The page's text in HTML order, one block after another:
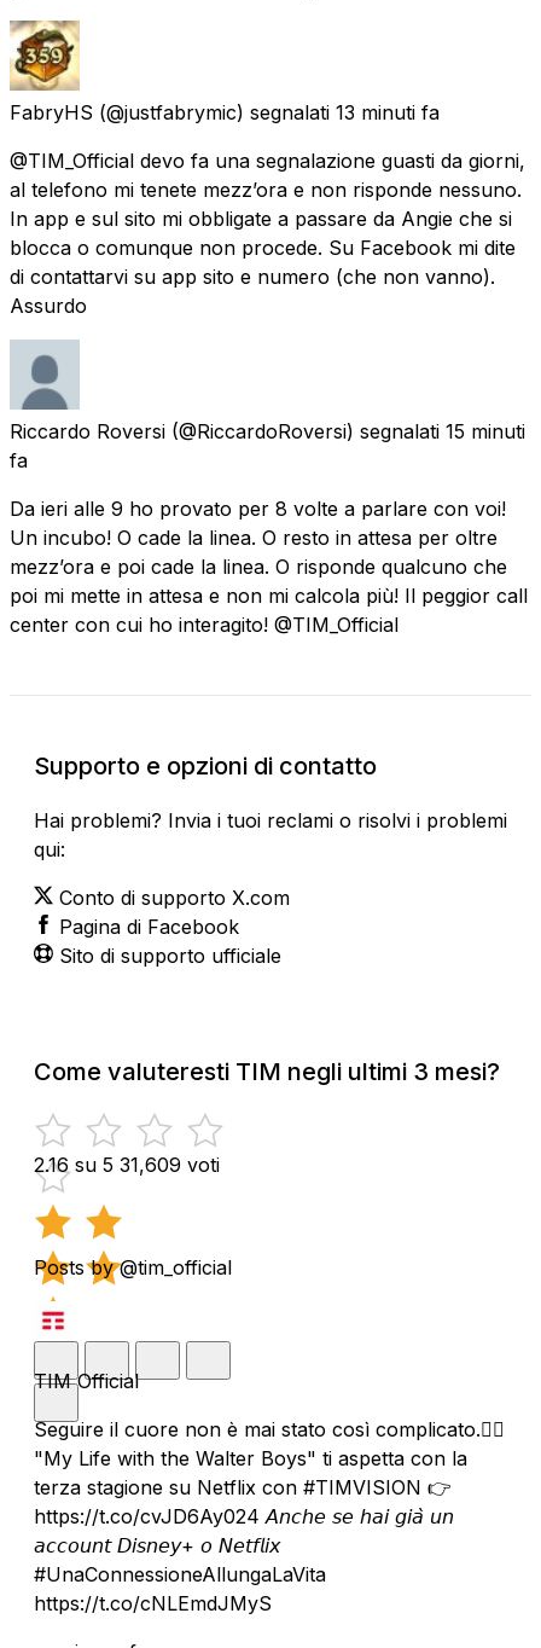
FabryHS (@justfabrymic) segnalati 13 minuti fa
@TIM_Official devo fa una segnalazione guasti da giorni,
al telefono mi tenete mezz’ora e non risponde nessuno.
In app e sul sito mi obbligate a passare da Angie che si
blocca o comunque non procede. Su Facebook mi dite
di contattarvi su app sito e numero (che non vanno).
Assurdo
Riccardo Roversi (@RiccardoRoversi) segnalati 15 minuti
fa
Da ieri alle 9 ho provato per 8 volte a parlare con voi!
Un incubo! O cade la linea. O resto in attesa per oltre
mezz’ora e poi cade la linea. O risponde qualcuno che
poi mi mette in attesa e non mi calcola più! Il peggior call
center con cui ho interagito! @TIM_Official
Supporto e opzioni di contatto
Hai problemi? Invia i tuoi reclami o risolvi i problemi
qui:
Conto di supporto X.com
Pagina di Facebook
Sito di supporto ufficiale
Come valuteresti TIM negli ultimi 3 mesi?
2.16 su 5 31,609 voti
Posts by @tim_official
TIM Official
Seguire il cuore non è mai stato così complicato.❤️‍🔥
"My Life with the Walter Boys" ti aspetta con la
terza stagione su Netflix con #TIMVISION 👉
https://t.co/cvJD6Ay024 𝘈𝘯𝘤𝘩𝘦 𝘴𝘦 𝘩𝘢𝘪 𝘨𝘪𝘢̀ 𝘶𝘯
𝘢𝘤𝘤𝘰𝘶𝘯𝘵 𝘋𝘪𝘴𝘯𝘦𝘺+ 𝘰 𝘕𝘦𝘵𝘧𝘭𝘪𝘹
#UnaConnessioneAllungaLaVita
https://t.co/cNLEmdJMyS